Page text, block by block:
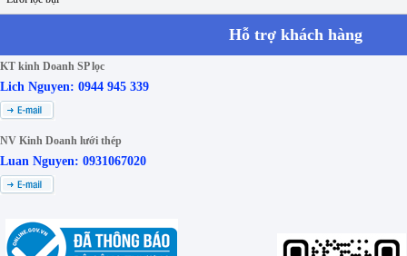
Hỗ trợ khách hàng
KT kinh Doanh SP lọc
Lich Nguyen: 0944 945 339
NV Kinh Doanh lưới thép
Luan Nguyen: 0931067020